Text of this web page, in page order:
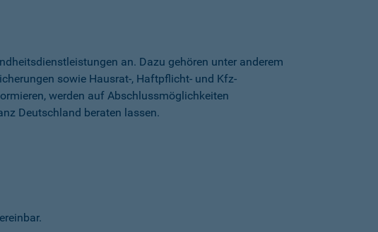
an. Dazu gehören unter anderem
sowie Hausrat-, Haftpflicht- und Kfz-
werden auf Abschlussmöglichkeiten
Deutschland beraten lassen.